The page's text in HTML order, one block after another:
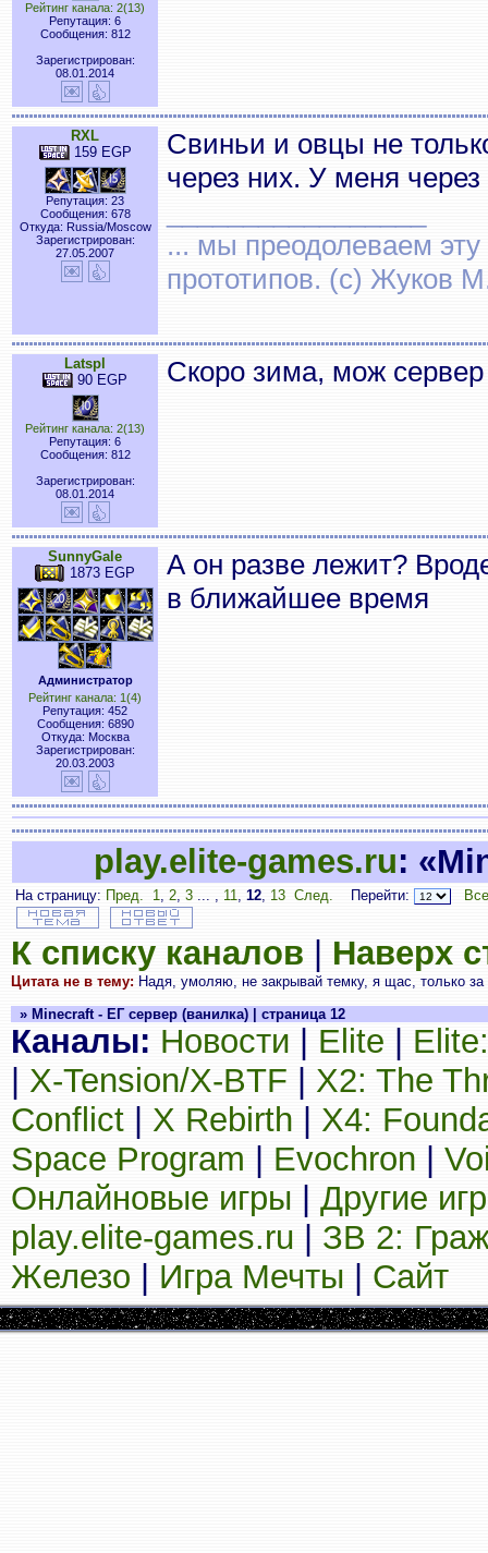
Рейтинг канала: 2(13)
Репутация: 6
Сообщения: 812
Зарегистрирован:
08.01.2014
RXL
159 EGP
Репутация: 23
Сообщения: 678
Откуда: Russia/Moscow
Зарегистрирован:
27.05.2007
Свиньи и овцы не
через них. У меня
... мы преодолеваем эту
прототипов. (с) Жуков
Latspl
90 EGP
Рейтинг канала: 2(13)
Репутация: 6
Сообщения: 812
Зарегистрирован:
08.01.2014
Скоро зима, мож сервер
SunnyGale
1873 EGP
Администратор
Рейтинг канала: 1(4)
Репутация: 452
Сообщения: 6890
Откуда: Москва
Зарегистрирован:
20.03.2003
А он разве лежит?
в ближайшее время
play.elite-games.ru:
На страницу: Пред. 1, 2, 3 ... , 11, 12, 13 След. Перейти:
К списку каналов Наверх
Цитата не в тему: Надя, умоляю, не закрывай темку, я щас, только
» Minecraft - ЕГ сервер (ванилка) | страница 12
Каналы: Новости Elite
X-Tension/X-BTF
X2: The
Conflict
X Rebirth
X4:
Space Program
Evochron
Онлайновые игры
Другие
play.elite-games.ru
ЗВ 2:
Железо
Игра Мечты Сайт